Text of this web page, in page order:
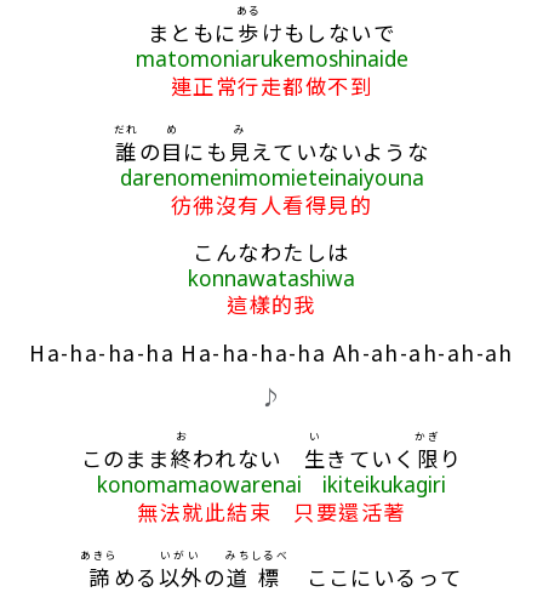
まともに歩
ある
けもしないで
matomoniarukemoshinaide
連正常行走都做不到
誰
だれ
の目
め
にも 見
み
えていないような
darenomenimomieteinaiyouna
彷彿沒有人看得見的
こんなわたしは
konnawatashiwa
這樣的我
Ha-ha-ha-ha Ha-ha-ha-ha Ah-ah-ah-ah-ah
♪
このまま終
お
われない 生
い
きていく 限
かぎ
り
konomamaowarenai ikiteikukagiri
無法就此結束 只要還活著
諦
あきら
める以外
いがい
の道
みち
標
しるべ
ここにいるって